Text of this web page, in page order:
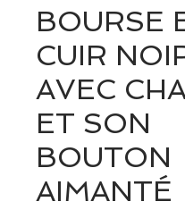
BOURSE
CUIR
AVEC
ET SON
BOUTON
AIMANTÉ